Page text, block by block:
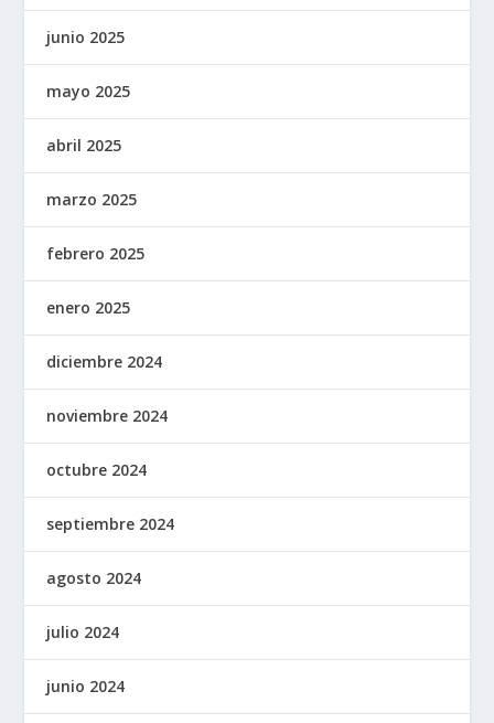
junio 2025
mayo 2025
abril 2025
marzo 2025
febrero 2025
enero 2025
diciembre 2024
noviembre 2024
octubre 2024
septiembre 2024
agosto 2024
julio 2024
junio 2024